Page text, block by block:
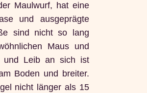
Maulwurf, hat eine
und ausgeprägte
sind nicht so lang
Maus und
und Leib an sich ist
Boden und breiter.
nicht länger als 15